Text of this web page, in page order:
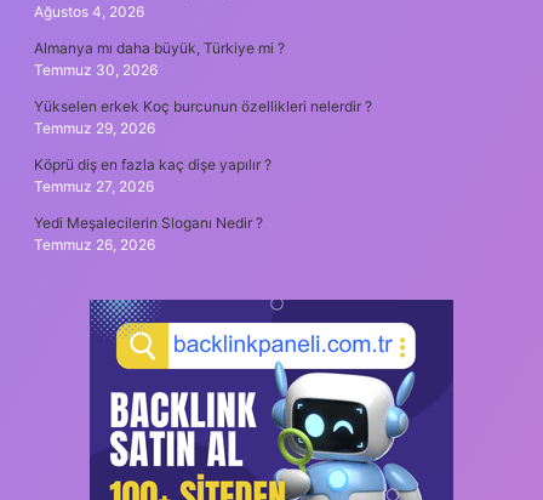
Ağustos 4, 2026
Almanya mı daha büyük, Türkiye mi ?
Temmuz 30, 2026
Yükselen erkek Koç burcunun özellikleri nelerdir ?
Temmuz 29, 2026
Köprü diş en fazla kaç dişe yapılır ?
Temmuz 27, 2026
Yedi Meşalecilerin Sloganı Nedir ?
Temmuz 26, 2026